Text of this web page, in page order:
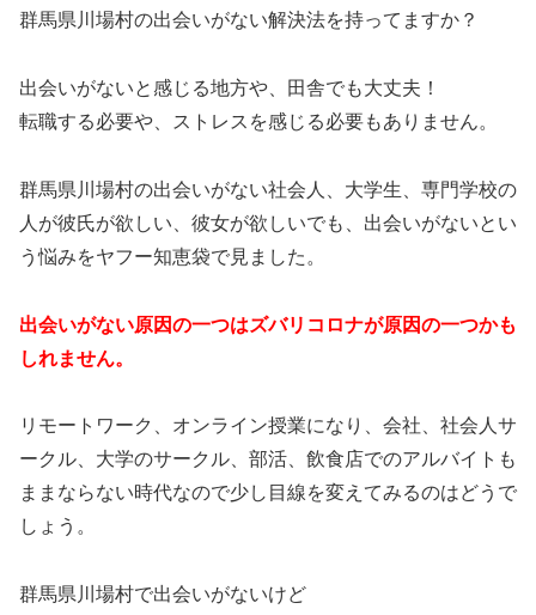
群馬県川場村の出会いがない解決法を持ってますか？
出会いがないと感じる地方や、田舎でも大丈夫！
転職する必要や、ストレスを感じる必要もありません。
群馬県川場村の出会いがない社会人、大学生、専門学校の
人が彼氏が欲しい、彼女が欲しいでも、出会いがないとい
う悩みをヤフー知恵袋で見ました。
出会いがない原因の一つはズバリコロナが原因の一つかも
しれません。
リモートワーク、オンライン授業になり、会社、社会人サ
ークル、大学のサークル、部活、飲食店でのアルバイトも
ままならない時代なので少し目線を変えてみるのはどうで
しょう。
群馬県川場村で出会いがないけど